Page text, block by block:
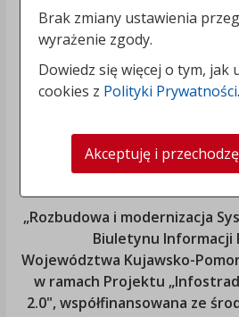
„Rozbudowa i modernizacja
Biuletynu Informacji
Województwa Kujawsko-
w ramach Projektu
2.0", współfinansowana ze
Brak zmiany ustawienia
wyrażenie zgody.
Dowiedz się więcej o tym, jak
cookies z Polityki Prywatności.
Akceptuję i